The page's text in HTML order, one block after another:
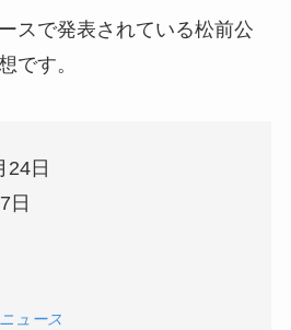
スで発表されている松前公
です。
24日
日
ュース